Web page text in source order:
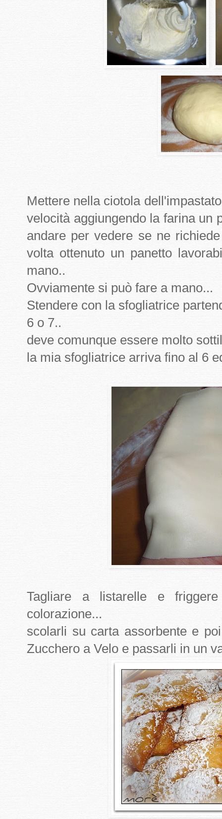
Mettere nella ciotola
velocità aggiungendo la farina un
andare per vedere se ne
volta ottenuto un panetto
mano..
Ovviamente si può fare a mano...
Stendere con la sfogliatrice
6 o 7..
deve comunque essere molto
la mia sfogliatrice arriva fino al 6
Tagliare a listarelle e
colorazione...
scolarli su carta assorbente e
Zucchero a Velo e passarli in un